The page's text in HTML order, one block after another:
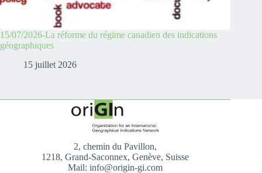
15/07/2026-La réforme du régime canadien des indications
géographiques
15 juillet 2026
2, chemin du Pavillon,
1218, Grand-Saconnex, Genève, Suisse
Mail: info@origin-gi.com